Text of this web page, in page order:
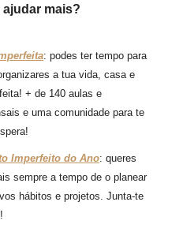
mais?
: podes ter tempo para
a tua vida, casa e
+ de 140 aulas e
e uma comunidade para te
Imperfeito do Ano: queres
sempre a tempo de o planear
hábitos e projetos. Junta-te